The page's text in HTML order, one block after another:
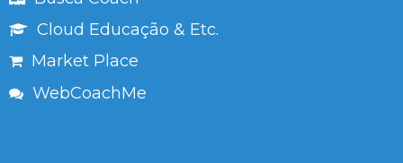
Cloud Educação & Etc.
Market Place
WebCoachMe